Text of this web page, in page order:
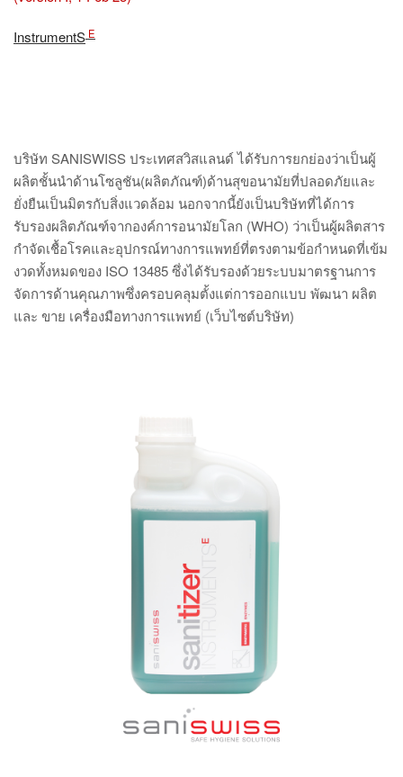
InstrumentS E
บริษัท SANISWISS ประเทศสวิสแลนด์ ได้รับการยกย่องว่าเป็นผู้
ผลิตชั้นนำด้านโซลูชัน(ผลิตภัณฑ์)ด้านสุขอนามัยที่ปลอดภัยและ
ยั่งยืนเป็นมิตรกับสิ่งแวดล้อม นอกจากนี้ยังเป็นบริษัทที่ได้การ
รับรองผลิตภัณฑ์จากองค์การอนามัยโลก (WHO) ว่าเป็นผู้ผลิตสาร
กำจัดเชื้อโรคและอุปกรณ์ทางการแพทย์ที่ตรงตามข้อกำหนดที่เข้ม
งวดทั้งหมดของ ISO 13485 ซึ่งได้รับรองด้วยระบบมาตรฐานการ
จัดการด้านคุณภาพซึ่งครอบคลุมตั้งแต่การออกแบบ พัฒนา ผลิต
และ ขาย เครื่องมือทางการแพทย์ (เว็บไซต์บริษัท)